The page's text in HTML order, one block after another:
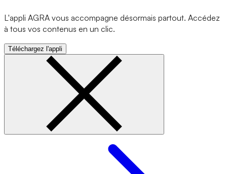
L'appli AGRA vous accompagne désormais partout. Accédez
à tous vos contenus en un clic.
Téléchargez l'appli